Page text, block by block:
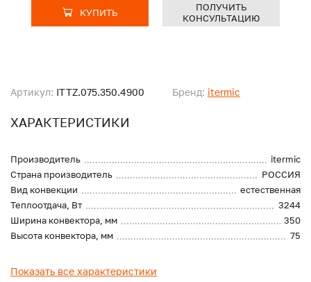
Артикул: ITTZ.075.350.4900 Бренд: itermic
ХАРАКТЕРИСТИКИ
Производитель
itermic
Страна производитель
РОССИЯ
Вид конвекции
естественная
Теплоотдача, Вт
3244
Ширина конвектора, мм
350
Высота конвектора, мм
75
Показать все характеристики
КУПИТЬ
ПОЛУЧИТЬ
КОНСУЛЬТАЦИЮ